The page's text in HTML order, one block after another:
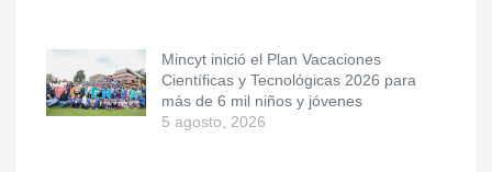
Mincyt inició el Plan Vacaciones
Científicas y Tecnológicas 2026 para
más de 6 mil niños y jóvenes
5 agosto, 2026